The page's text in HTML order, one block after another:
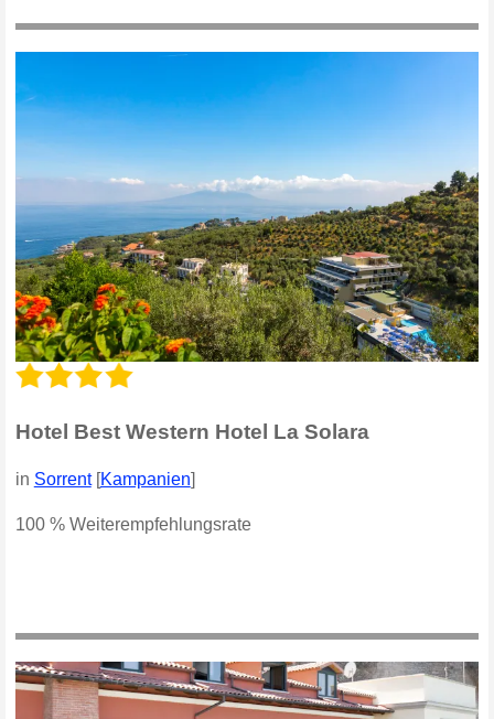
Hotel Best Western Hotel La Solara
in Sorrent[ Kampanien
100 % Weiterempfehlungsrate